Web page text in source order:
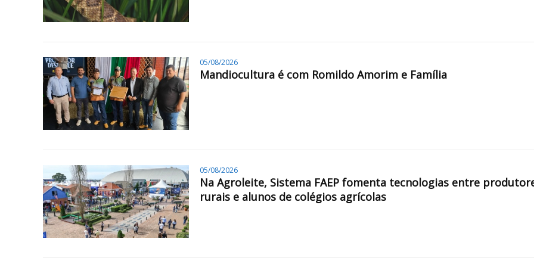
05/08/2026
Mandiocultura é com Romildo Amorim e Família
05/08/2026
Na Agroleite, Sistema FAEP fomenta tecnologias entre
rurais e alunos de colégios agrícolas